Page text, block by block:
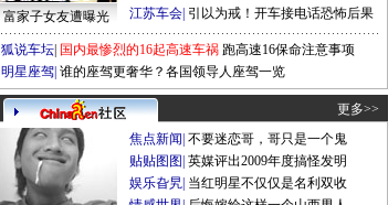
富家子女友遭曝光
江苏车会 引以为戒！开车接电话恐怖后果
狐说车坛 国内最惨烈的16起高速车祸 跑高速16保命注意事项
明星座驾 谁的座驾更奢华？各国领导人座驾一览
更多>>
焦点新闻 不要迷恋哥，哥只是一个鬼
贴贴图图 英媒评出2009年度搞怪发明
娱乐旮旯 当红明星不仅仅是名利双收